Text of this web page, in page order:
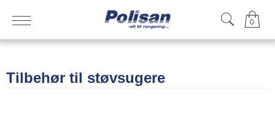
0
Tilbehør til støvsugere